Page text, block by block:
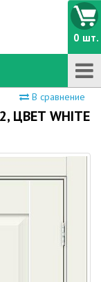
0 шт.
В сравнение
ЦВЕТ WHITE